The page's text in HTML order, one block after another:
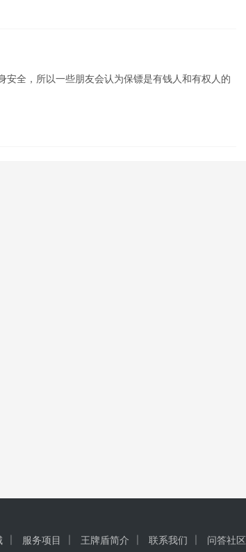
全，所以一些朋友会认为保镖是有钱人和有权人的
服务项目 王牌盾简介 联系我们 问答社区